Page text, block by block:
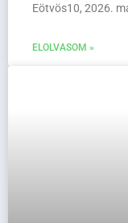
Eötvös10, 2026.
ELOLVASOM »